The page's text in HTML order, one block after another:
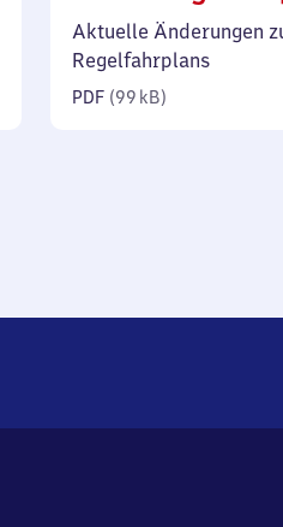
Aktuelle Änderungen
Regelfahrplans
PDF (99 kB)